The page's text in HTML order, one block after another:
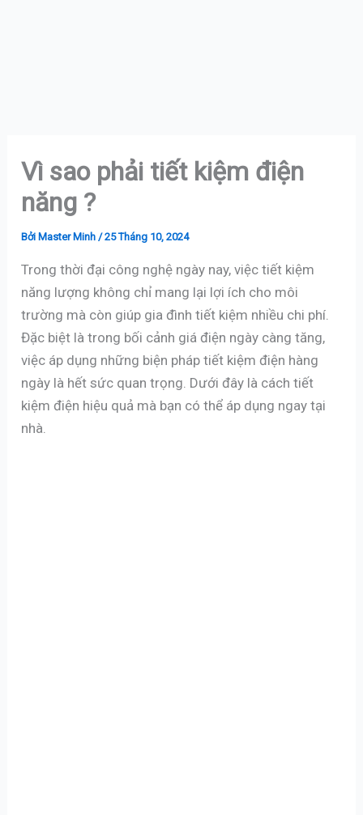
Vì sao phải tiết kiệm điện
năng ?
BởiMaster Minh /25 Tháng 10, 2024
Trong thời đại công nghệ ngày nay, việc tiết kiệm
năng lượng không chỉ mang lại lợi ích cho môi
trường mà còn giúp gia đình tiết kiệm nhiều chi phí.
Đặc biệt là trong bối cảnh giá điện ngày càng tăng,
việc áp dụng những biện pháp tiết kiệm điện hàng
ngày là hết sức quan trọng. Dưới đây là cách tiết
kiệm điện hiệu quả mà bạn có thể áp dụng ngay tại
nhà.